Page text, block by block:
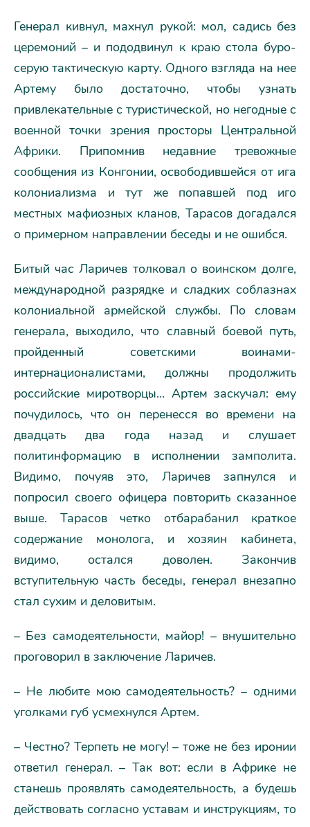
Генерал кивнул, махнул рукой: мол, садись без
церемоний – и пододвинул к краю стола буро-
серую тактическую карту. Одного взгляда на нее
Артему было достаточно, чтобы узнать
привлекательные с туристической, но негодные с
военной точки зрения просторы Центральной
Африки. Припомнив недавние тревожные
сообщения из Конгонии, освободившейся от ига
колониализма и тут же попавшей под иго
местных мафиозных кланов, Тарасов догадался
о примерном направлении беседы и не ошибся.
Битый час Ларичев толковал о воинском долге,
международной разрядке и сладких соблазнах
колониальной армейской службы. По словам
генерала, выходило, что славный боевой путь,
пройденный советскими воинами-
интернационалистами, должны продолжить
российские миротворцы… Артем заскучал: ему
почудилось, что он перенесся во времени на
двадцать два года назад и слушает
политинформацию в исполнении замполита.
Видимо, почуяв это, Ларичев запнулся и
попросил своего офицера повторить сказанное
выше. Тарасов четко отбарабанил краткое
содержание монолога, и хозяин кабинета,
видимо, остался доволен. Закончив
вступительную часть беседы, генерал внезапно
стал сухим и деловитым.
– Без самодеятельности, майор! – внушительно
проговорил в заключение Ларичев.
– Не любите мою самодеятельность? – одними
уголками губ усмехнулся Артем.
– Честно? Терпеть не могу! – тоже не без иронии
ответил генерал. – Так вот: если в Африке не
станешь проявлять самодеятельность, а будешь
действовать согласно уставам и инструкциям, то